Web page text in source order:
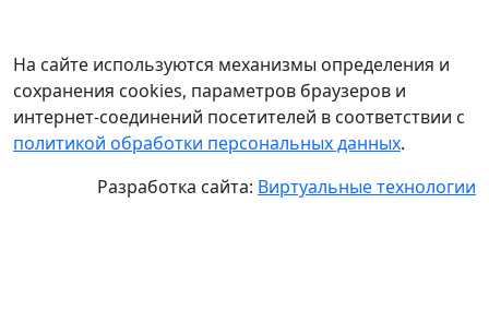
На сайте используются механизмы определения и
сохранения cookies, параметров браузеров и
интернет-соединений посетителей в соответствии с
политикой обработки персональных данных.
Разработка сайта: Виртуальные технологии